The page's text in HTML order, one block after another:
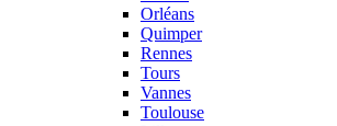
Orléans
Quimper
Rennes
Tours
Vannes
Toulouse